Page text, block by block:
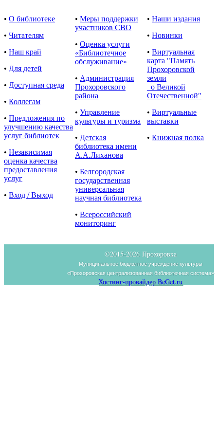
• О библиотеке
• Читателям
• Наш край
• Для детей
• Доступная среда
• Коллегам
• Предложения по
улучшению качества
услуг библиотек
• Независимая
оценка качества
предоставления
услуг
• Вход / Выход
• Меры поддержки
участников СВО
• Оценка услуги
«Библиотечное
обслуживание»
• Администрация
Прохоровского
района
• Управление
культуры и туризма
• Детская
библиотека имени
А.А.Лиханова
• Белгородская
государственная
универсальная
научная библиотека
• Всероссийский
мониторинг
• Наши издания
• Новинки
• Виртуальная
карта "Память
Прохоровской
земли
о Великой
Отечественной"
• Виртуальные
выставки
• Книжная полка
©2015-2026 Прохоровка
Муниципальное бюджетное учреждение культуры
«Прохоровская централизованная библиотечная система»
Хостинг-провайдер BeGet.ru